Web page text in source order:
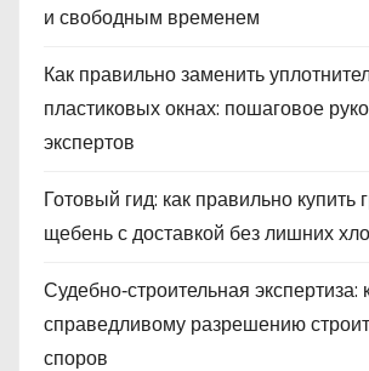
и свободным временем
Как правильно заменить
пластиковых окнах: пошаговое
экспертов
Готовый гид: как правильно купить
щебень с доставкой без лишних
Судебно‑строительная экспертиза:
справедливому разрешению
споров